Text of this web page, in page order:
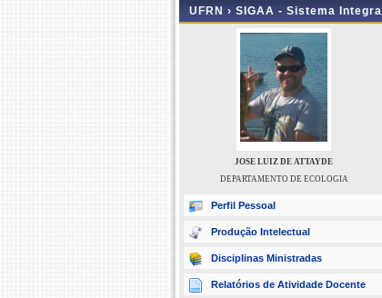
UFRN › SIGAA - Sistema
JOSE LUIZ DE ATTAYDE
DEPARTAMENTO DE ECOLOGIA
Perfil Pessoal
Produção Intelectual
Disciplinas Ministradas
Relatórios de Atividade Docente